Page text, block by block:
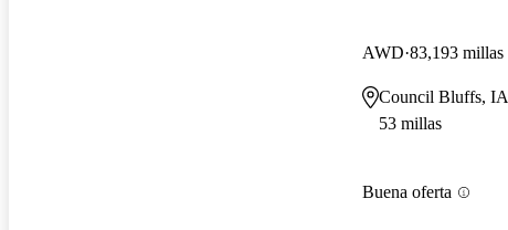
AWD 83,193 millas
Council Bluffs, IA
53 millas
Buena oferta